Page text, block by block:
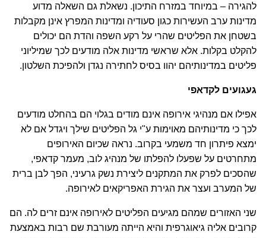
להגירה – במיוחד במזרח התיכון. נשאלת גם השאלה מדוע
מדינות ערב העשירות כגון סעודיה ומדינות המפרץ אינן מקבלות
בשטחן את הפליטים שהרי על רקע השפה והדת הם יכולים
להקלט בקלות. אלא שראשי מדינות אלה מודעים לכך שמיליוני
פליטים במדינותיהם יהוו בסיס לחתירה נגדן ולהפיכת השלטון.
געגועים לקדאפי
אפילו אם מנהיגי אירופה אינם מודים בגלוי הם בהחלט מודעים
לכך כי מדינותיהם מאוימות ע"י גל הפליטים שילך ויגדל אם לא
ימצא פיתרון חד משמעי בקרוב. נראה שכיום האירופים
מתחרטים על שפעלו להפלתו של מנהיג לוב, מעמר קדאפי,
שהסכים לפרק את המתקנים ליצירת נשק גרעיני, הפך לבן ברית
של המערב ועצר את הגירת האפריקאים לאירופה.
שני האזורים שמהם מגיעים הפליטים לאירופה אינם זרים לה. הם
קרובים אליה גיאוגרפית והיא הייתה מעורבת שם רבות באמצעת